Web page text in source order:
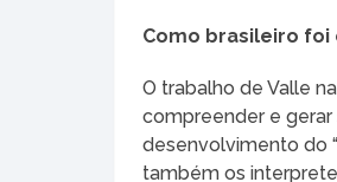
Como brasileiro foi
O trabalho de Valle
compreender e gerar
desenvolvimento do
também os